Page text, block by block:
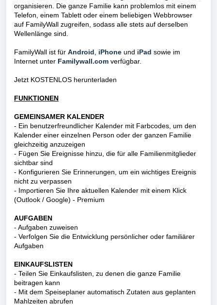
organisieren. Die ganze Familie kann problemlos mit einem
Telefon, einem Tablett oder einem beliebigen Webbrowser
auf FamilyWall zugreifen, sodass alle stets auf derselben
Wellenlänge sind.
FamilyWall ist für Android iPhone und iPad sowie im
Internet unter Familywall.com verfügbar.
Jetzt KOSTENLOS herunterladen
FUNKTIONEN
GEMEINSAMER KALENDER
- Ein benutzerfreundlicher Kalender mit Farbcodes, um den
Kalender einer einzelnen Person oder der ganzen Familie
gleichzeitig anzuzeigen
- Fügen Sie Ereignisse hinzu, die für alle Familienmitglieder
sichtbar sind
- Konfigurieren Sie Erinnerungen, um ein wichtiges Ereignis
nicht zu verpassen
- Importieren Sie Ihre aktuellen Kalender mit einem Klick
(Outlook / Google) - Premium
AUFGABEN
- Aufgaben zuweisen
- Verfolgen Sie die Entwicklung persönlicher oder familiärer
Aufgaben
EINKAUFSLISTEN
- Teilen Sie Einkaufslisten, zu denen die ganze Familie
beitragen kann
- Mit dem Speiseplaner automatisch Zutaten aus geplanten
Mahlzeiten abrufen